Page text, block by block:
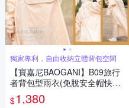
獨家專利，自由收納立體背包空間
【寶嘉尼BAOGANI】B09旅行
者背包型雨衣(免脫安全帽快速
穿脫)
$1,380